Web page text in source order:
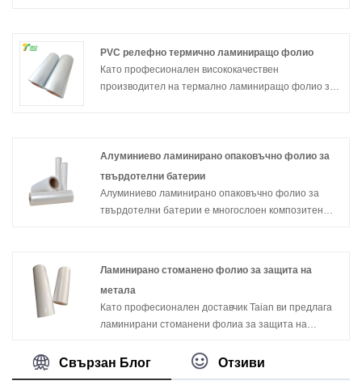
холографско термоламиниращо фолио. Чувствайте
се свободни да се свържете с нас.
PVC релефно термично ламиниращо фолио
Като професионален висококачествен
производител на термално ламиниращо фолио за
най-доброто следпродажбено обслужване и
навременна доставка.
Алуминиево ламинирано опаковъчно фолио за
твърдотелни батерии
Алуминиево ламинирано опаковъчно фолио за
твърдотелни батерии е многослоен композитен
ламинирана със защитен слой, който се използва
за външната опаковка на твърдотелни батерии.
Ламинирано стоманено фолио за защита на
метала
Като професионален доставчик Taian ви предлага
ламинирани стоманени фолиа за защита на
предварително нанасяне на покритие, който може
Свързан Блог Отзиви